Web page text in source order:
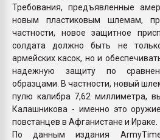
Требования, предъявленные
новым пластиковым шлемам,
частности, новое защитное
солдата должно быть не
армейских касок, но и
надежную защиту по
образцами. В частности, новый
пулю калибра 7,62 миллиметра,
Калашникова - именно это
повстанцев в Афганистане и Ираке.
По данным издания